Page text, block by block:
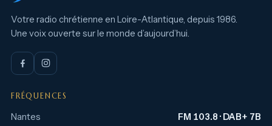
Votre radio chrétienne en Loire-Atlantique, depuis 1986.
Une voix ouverte sur le monde d’aujourd’hui.
FRÉQUENCES
Nantes FM 103.8 · DAB+ 7B